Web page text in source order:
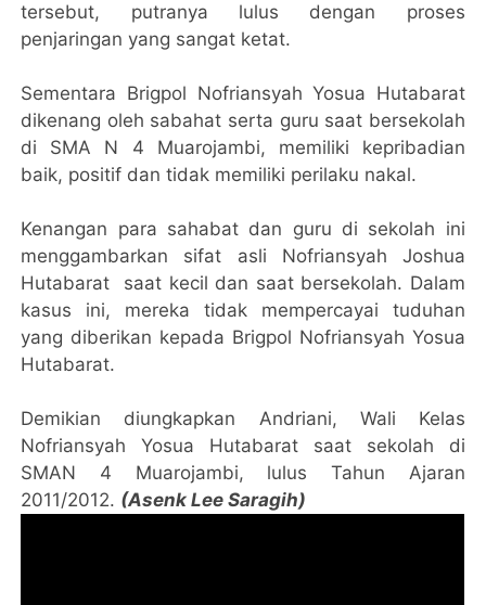
tersebut, putranya lulus dengan proses
penjaringan yang sangat ketat.
Sementara Brigpol Nofriansyah Yosua Hutabarat
dikenang oleh sabahat serta guru saat bersekolah
di SMA N 4 Muarojambi, memiliki kepribadian
baik, positif dan tidak memiliki perilaku nakal.
Kenangan para sahabat dan guru di sekolah ini
menggambarkan sifat asli Nofriansyah Joshua
Hutabarat saat kecil dan saat bersekolah. Dalam
kasus ini, mereka tidak mempercayai tuduhan
yang diberikan kepada Brigpol Nofriansyah Yosua
Hutabarat.
Demikian diungkapkan Andriani, Wali Kelas
Nofriansyah Yosua Hutabarat saat sekolah di
SMAN 4 Muarojambi, lulus Tahun Ajaran
2011/2012. (Asenk Lee Saragih)